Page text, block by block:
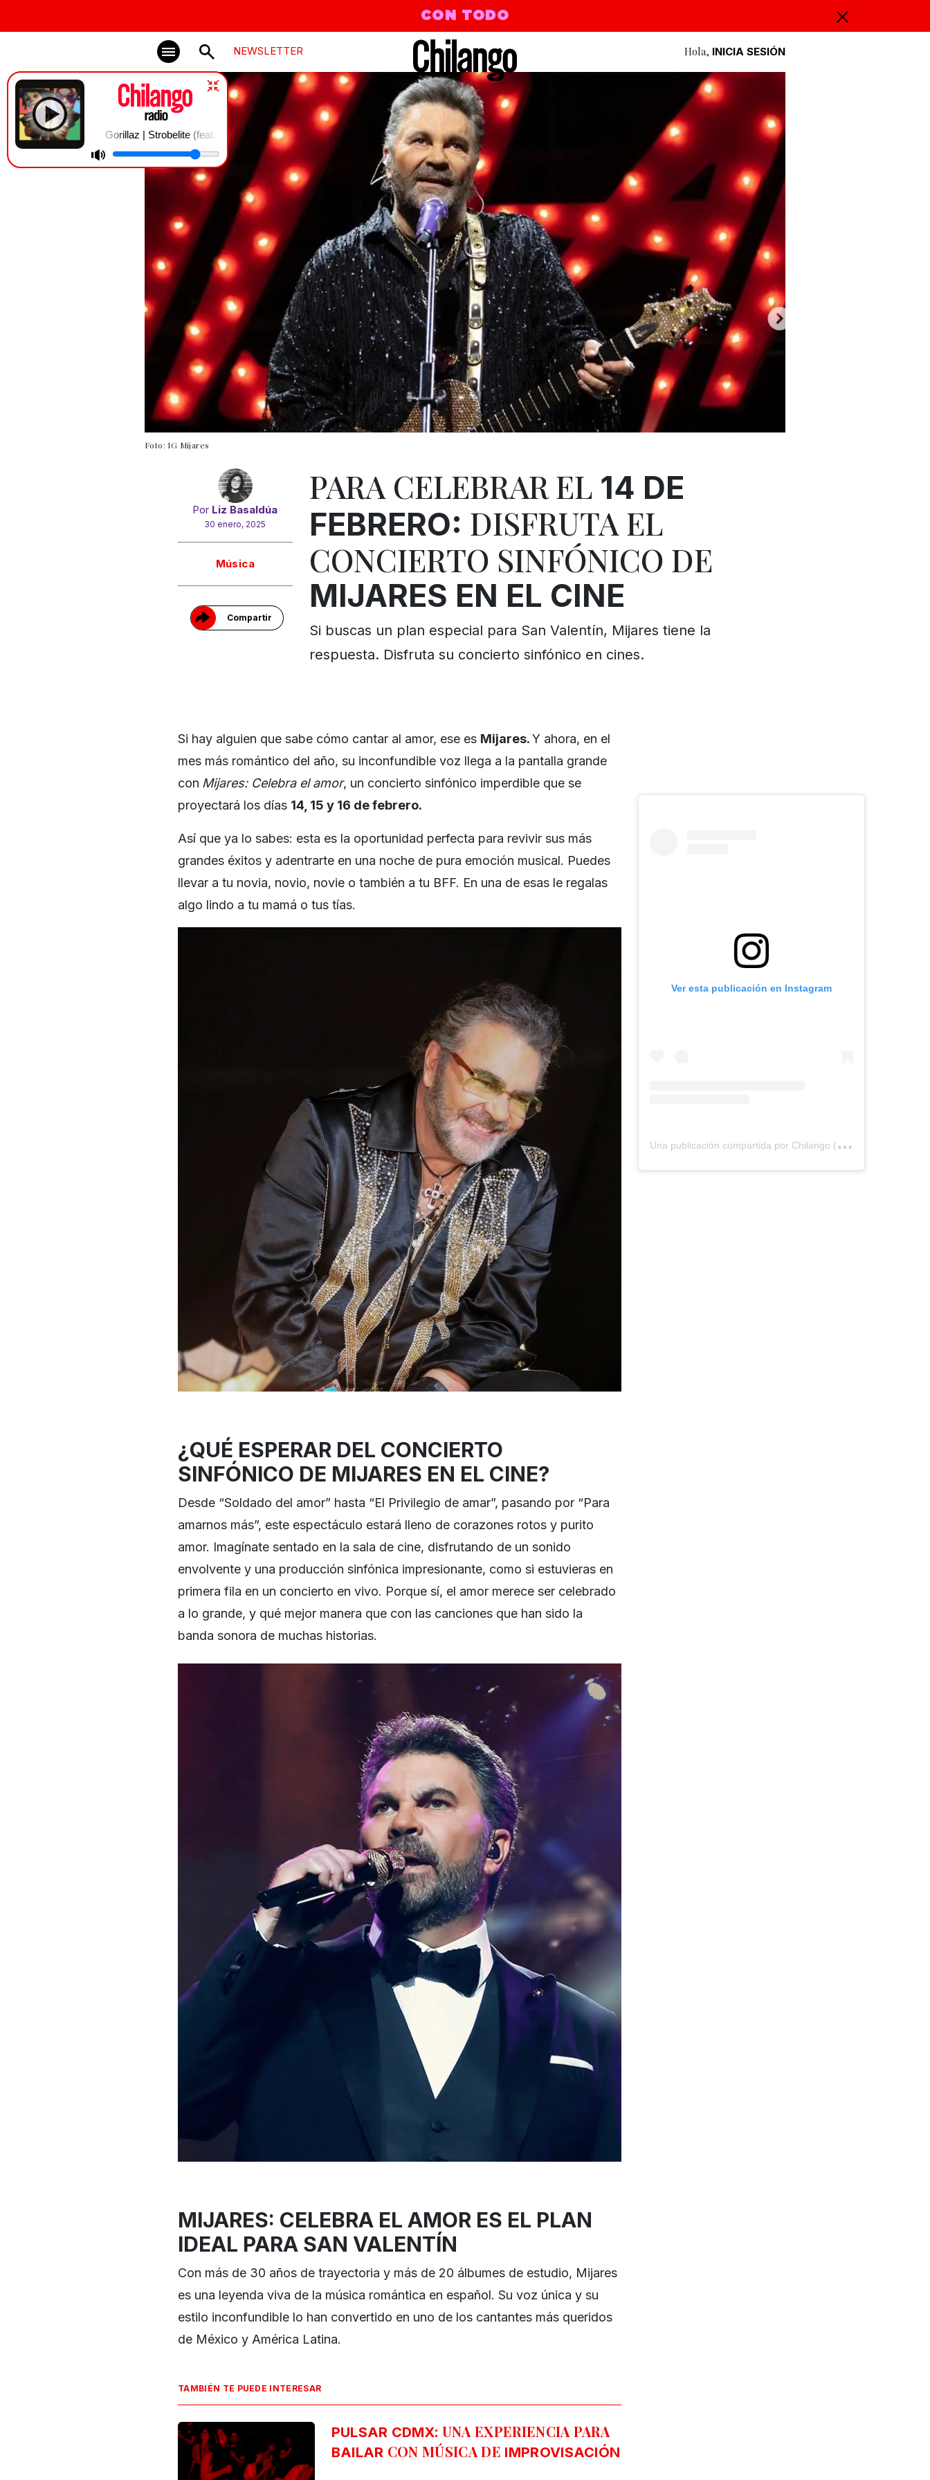
CON TODO
NEWSLETTER Hola, INICIA SESIÓN
Gorillaz | Strobelite (feat. Peven Everett)
Foto: IG Mijares
Por Liz Basaldúa
30 enero, 2025
Música
Compartir
PARA CELEBRAR EL 14 DE
FEBRERO: DISFRUTA EL
CONCIERTO SINFÓNICO DE
MIJARES EN EL CINE
Si buscas un plan especial para San Valentín, Mijares tiene la
respuesta. Disfruta su concierto sinfónico en cines.
Si hay alguien que sabe cómo cantar al amor, ese es Mijares.Y ahora, en el
mes más romántico del año, su inconfundible voz llega a la pantalla grande
con Mijares: Celebra el amor, un concierto sinfónico imperdible que se
proyectará los días 14, 15 y 16 de febrero.
Así que ya lo sabes: esta es la oportunidad perfecta para revivir sus más
grandes éxitos y adentrarte en una noche de pura emoción musical. Puedes
llevar a tu novia, novio, novie o también a tu BFF. En una de esas le regalas
algo lindo a tu mamá o tus tías.
¿QUÉ ESPERAR DEL CONCIERTO
SINFÓNICO DE MIJARES EN EL CINE?
Desde “Soldado del amor” hasta “El Privilegio de amar”, pasando por “Para
amarnos más”, este espectáculo estará lleno de corazones rotos y purito
amor. Imagínate sentado en la sala de cine, disfrutando de un sonido
envolvente y una producción sinfónica impresionante, como si estuvieras en
primera fila en un concierto en vivo. Porque sí, el amor merece ser celebrado
a lo grande, y qué mejor manera que con las canciones que han sido la
banda sonora de muchas historias.
MIJARES: CELEBRA EL AMOR ES EL PLAN
IDEAL PARA SAN VALENTÍN
Con más de 30 años de trayectoria y más de 20 álbumes de estudio, Mijares
es una leyenda viva de la música romántica en español. Su voz única y su
estilo inconfundible lo han convertido en uno de los cantantes más queridos
de México y América Latina.
TAMBIÉN TE PUEDE INTERESAR
PULSAR CDMX: UNA EXPERIENCIA PARA
BAILAR CON MÚSICA DE IMPROVISACIÓN
Ver esta publicación en Instagram
U
na publicación compartida por Chilango (@chilangocom)